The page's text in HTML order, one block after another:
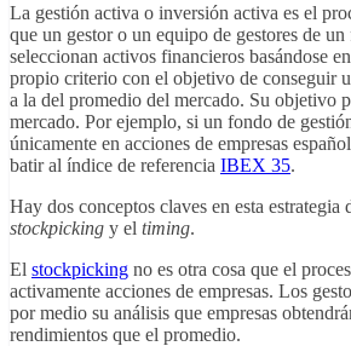
La gestión activa o inversión activa es el
que un gestor o un equipo de gestores de
seleccionan activos financieros basándose
propio criterio con el objetivo de conseguir
a la del promedio del mercado. Su objetivo
mercado. Por ejemplo, si un fondo de
únicamente en acciones de empresas
batir al índice de referencia IBEX 35.
Hay dos conceptos claves en esta estrategia
stockpicking y el timing.
El stockpicking no es otra cosa que el
activamente acciones de empresas. Los
por medio su análisis que empresas
rendimientos que el promedio.